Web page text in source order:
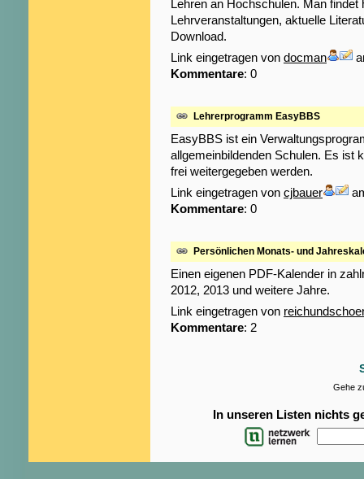
Lehren an Hochschulen. Man
Lehrveranstaltungen, aktuelle
Download.
Link eingetragen von docman
Kommentare: 0
Lehrerprogramm EasyBBS
EasyBBS ist ein
allgemeinbildenden Schulen. Es ist
frei weitergegeben werden.
Link eingetragen von cjbauer
Kommentare: 0
Persönlichen Monats- und
Einen eigenen PDF-Kalender in
2012, 2013 und weitere Jahre.
Link eingetragen von
Kommentare: 2
Gehe
In unseren Listen nichts